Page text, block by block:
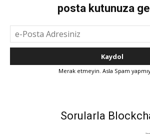
posta kutunuza
Merak etmeyin. Asla Spam
Sorularla